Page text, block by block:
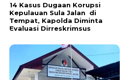
14 Kasus Dugaan Korupsi
Kepulauan Sula Jalan di
Tempat, Kapolda Diminta
Evaluasi Dirreskrimsus